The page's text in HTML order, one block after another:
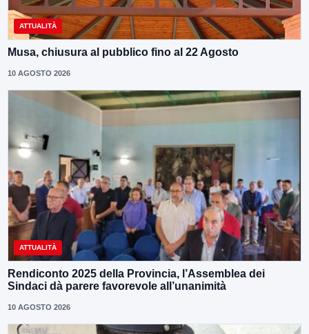
ATTUALITÀ
Musa, chiusura al pubblico fino al 22 Agosto
10 AGOSTO 2026
ATTUALITÀ
Rendiconto 2025 della Provincia, l’Assemblea dei
Sindaci dà parere favorevole all’unanimità
10 AGOSTO 2026